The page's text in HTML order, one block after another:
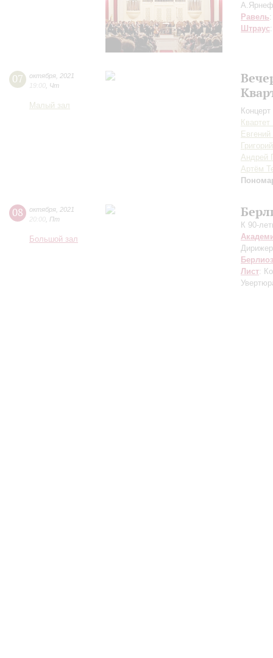
Равель
Штраус
07 октября 2021
19:00 Чт
Малый зал
Андрей
Артём
08 октября 2021
20:00 Пт
Большой зал
К 90-
Берлиоз
Лист: